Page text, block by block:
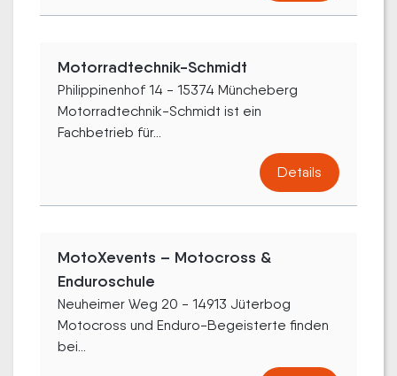
Motorradtechnik-Schmidt
Philippinenhof 14 - 15374 Müncheberg
Motorradtechnik-Schmidt ist ein
Fachbetrieb für...
Details
MotoXevents – Motocross &
Enduroschule
Neuheimer Weg 20 - 14913 Jüterbog
Motocross und Enduro-Begeisterte finden
bei...